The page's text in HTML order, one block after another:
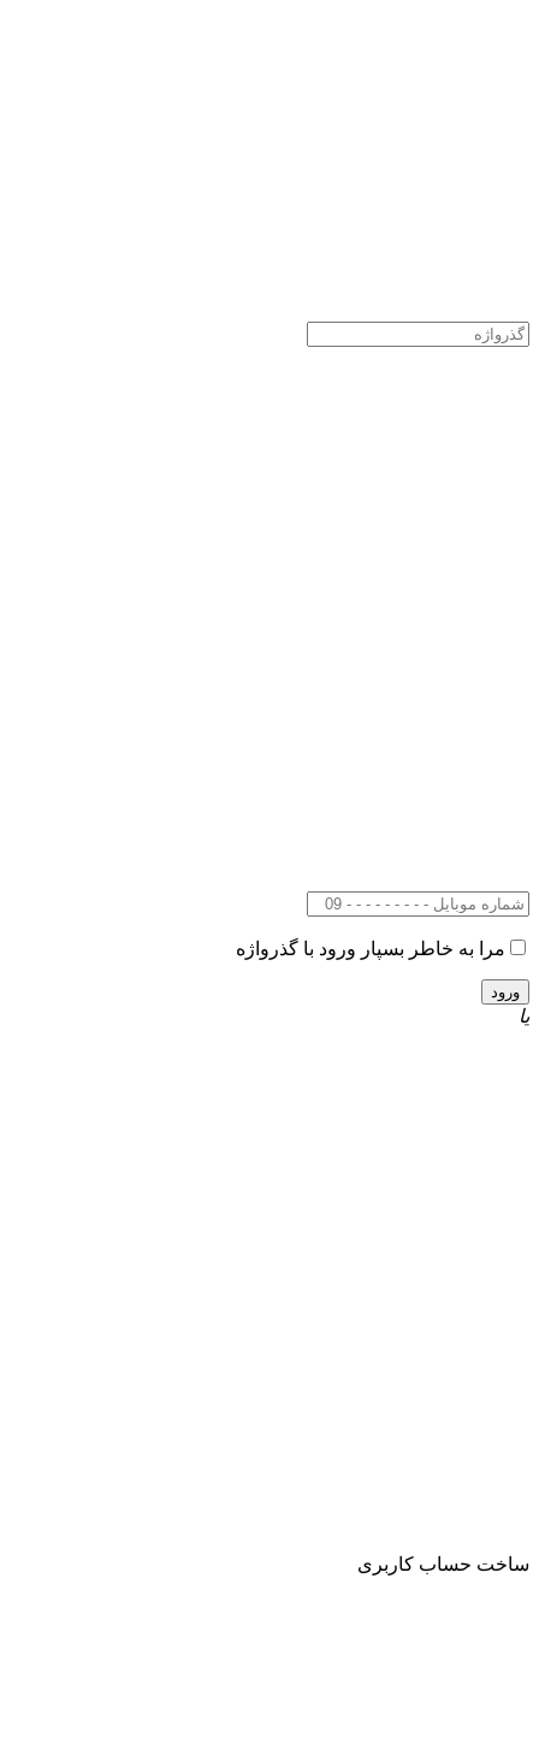
مرا به خاطر بسپار ورود با گذرواژه
یا
ساخت حساب کاربری